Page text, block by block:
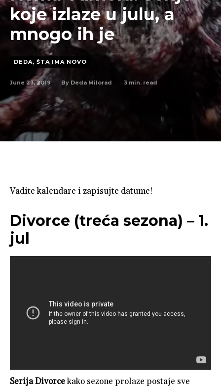
koje izlaze u julu, a
mnogo ih je
DEDA, ŠTA IMA NOVO
June 23, 2019 By Deda Milorad 3 min. read
Vadite kalendare i zapisujte datume!
Divorce (treća sezona) – 1.
jul
Serija Divorcekako sezone prolaze postaje sve